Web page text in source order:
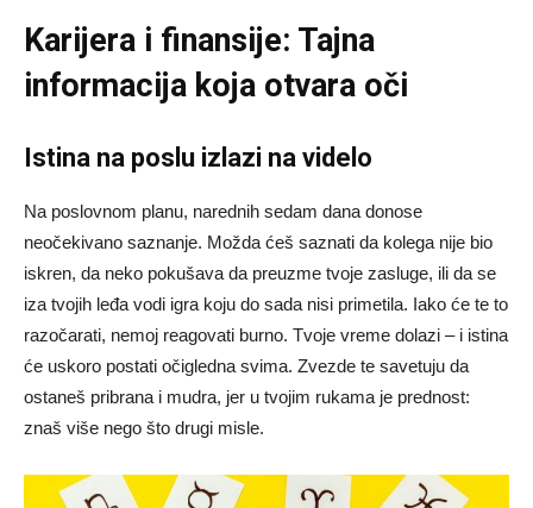
Karijera i finansije: Tajna
informacija koja otvara oči
Istina na poslu izlazi na videlo
Na poslovnom planu, narednih sedam dana donose
neočekivano saznanje. Možda ćeš saznati da kolega nije bio
iskren, da neko pokušava da preuzme tvoje zasluge, ili da se
iza tvojih leđa vodi igra koju do sada nisi primetila. Iako će te to
razočarati, nemoj reagovati burno. Tvoje vreme dolazi – i istina
će uskoro postati očigledna svima. Zvezde te savetuju da
ostaneš pribrana i mudra, jer u tvojim rukama je prednost:
znaš više nego što drugi misle.